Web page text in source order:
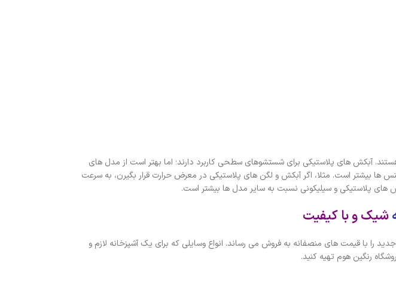
آبکش های پلاستیکی برای شستشوهای سطحی کاربرد دارند؛ اما بهتر است از مدل های
ها بیشتر است. مثلا، اگر آبکش و لگن های پلاستیکی در معرض حرارت قرار بگیرن، به سرعت
پلاستیکی و سیلیکونی نسبت به سایر مدل ها بیشتر است.
شیک و با کیفیت
را با قیمت های منصفانه به فروش می رساند. انواع وسایلی که برای یک آشپزخانه لازم و
رنگین هوم تهیه کنید.